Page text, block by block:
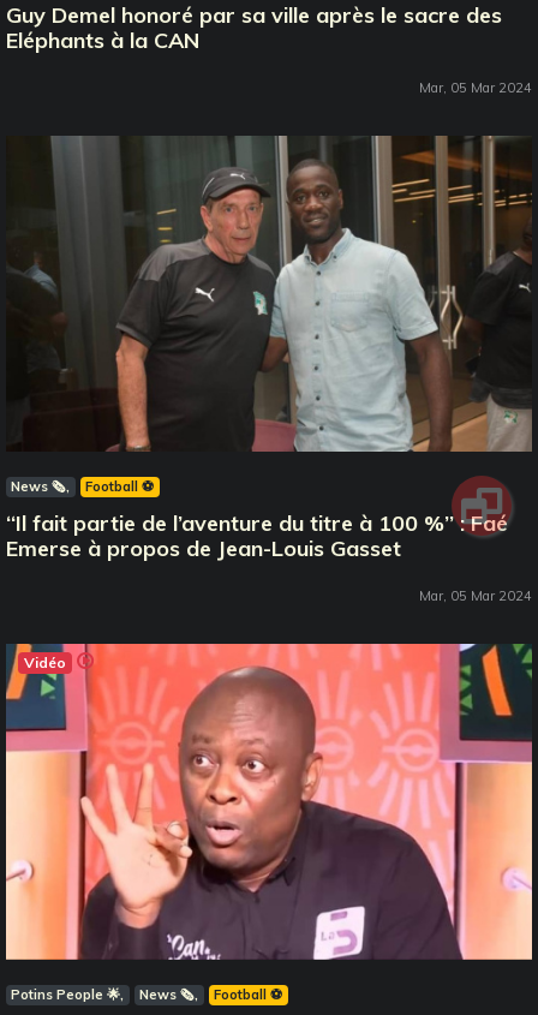
Guy Demel honoré par sa ville après le sacre des
Eléphants à la CAN
Mar, 05 Mar 2024
News 🗞️ Football ⚽️
‘‘Il fait partie de l’aventure du titre à 100 %’’ : Faé
Emerse à propos de Jean-Louis Gasset
Mar, 05 Mar 2024
Vidéo
Potins People 🌟 News 🗞️ Football ⚽️